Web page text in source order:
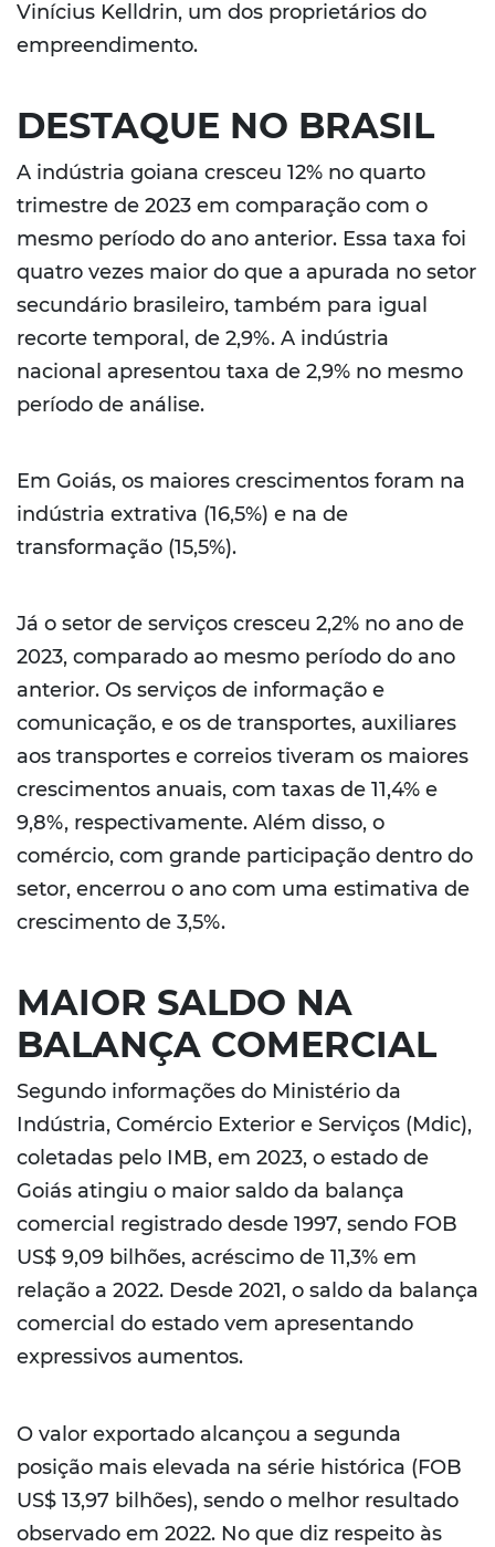
Vinícius Kelldrin, um dos proprietários do
empreendimento.
DESTAQUE NO BRASIL
A indústria goiana cresceu 12% no quarto
trimestre de 2023 em comparação com o
mesmo período do ano anterior. Essa taxa foi
quatro vezes maior do que a apurada no setor
secundário brasileiro, também para igual
recorte temporal, de 2,9%. A indústria
nacional apresentou taxa de 2,9% no mesmo
período de análise.
Em Goiás, os maiores crescimentos foram na
indústria extrativa (16,5%) e na de
transformação (15,5%).
Já o setor de serviços cresceu 2,2% no ano de
2023, comparado ao mesmo período do ano
anterior. Os serviços de informação e
comunicação, e os de transportes, auxiliares
aos transportes e correios tiveram os maiores
crescimentos anuais, com taxas de 11,4% e
9,8%, respectivamente. Além disso, o
comércio, com grande participação dentro do
setor, encerrou o ano com uma estimativa de
crescimento de 3,5%.
MAIOR SALDO NA
BALANÇA COMERCIAL
Segundo informações do Ministério da
Indústria, Comércio Exterior e Serviços (Mdic),
coletadas pelo IMB, em 2023, o estado de
Goiás atingiu o maior saldo da balança
comercial registrado desde 1997, sendo FOB
US$ 9,09 bilhões, acréscimo de 11,3% em
relação a 2022. Desde 2021, o saldo da balança
comercial do estado vem apresentando
expressivos aumentos.
O valor exportado alcançou a segunda
posição mais elevada na série histórica (FOB
US$ 13,97 bilhões), sendo o melhor resultado
observado em 2022. No que diz respeito às